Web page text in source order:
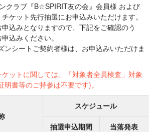
クラブ『B☆SPIRIT友の会』会員様 および
ケット先行抽選にお申込みいただけます。
込みとなりますので、下記をご確認のう
込みください。
ンシートご契約者様は、お申込みいただけま
ットに関しては、「対象者全員検査」対象
書等のご持参は不要です)。
スケジュール
抽選申込期間 当落発表